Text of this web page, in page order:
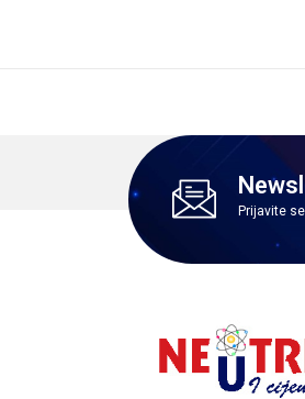
Prijavite